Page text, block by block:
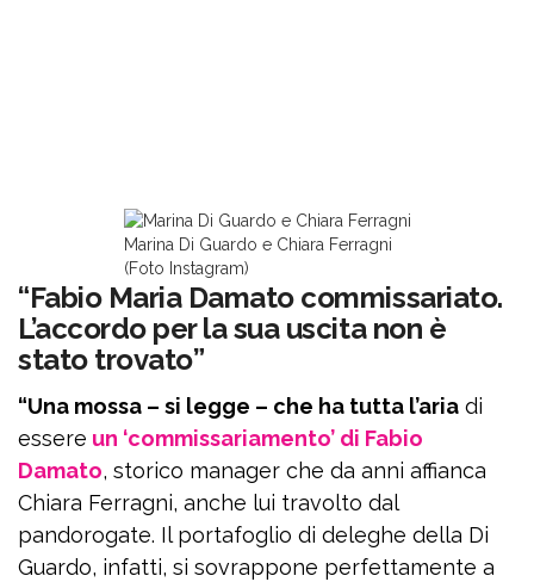
Marina Di Guardo e Chiara Ferragni
(Foto Instagram)
“Fabio Maria Damato commissariato.
L’accordo per la sua uscita non è
stato trovato”
“Una mossa – si legge – che ha tutta l’aria di
essere un ‘commissariamento’ di Fabio
Damato, storico manager che da anni affianca
Chiara Ferragni, anche lui travolto dal
pandorogate. Il portafoglio di deleghe della Di
Guardo, infatti, si sovrappone perfettamente a